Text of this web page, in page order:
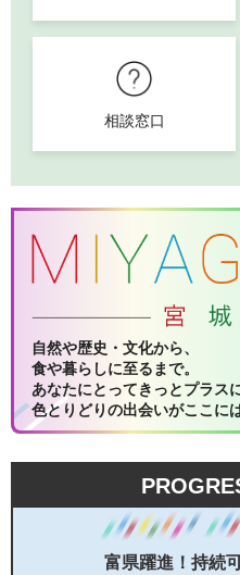
相談窓口
自然や歴史・文化から、
食や暮らしに至るまで。
あなたにとってきっとプラス
色とりどりの出会いがここに
富県躍進！持続